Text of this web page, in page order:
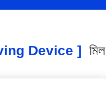
Device ] মিল